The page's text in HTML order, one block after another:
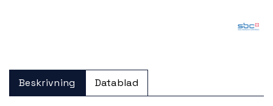
Beskrivning Datablad